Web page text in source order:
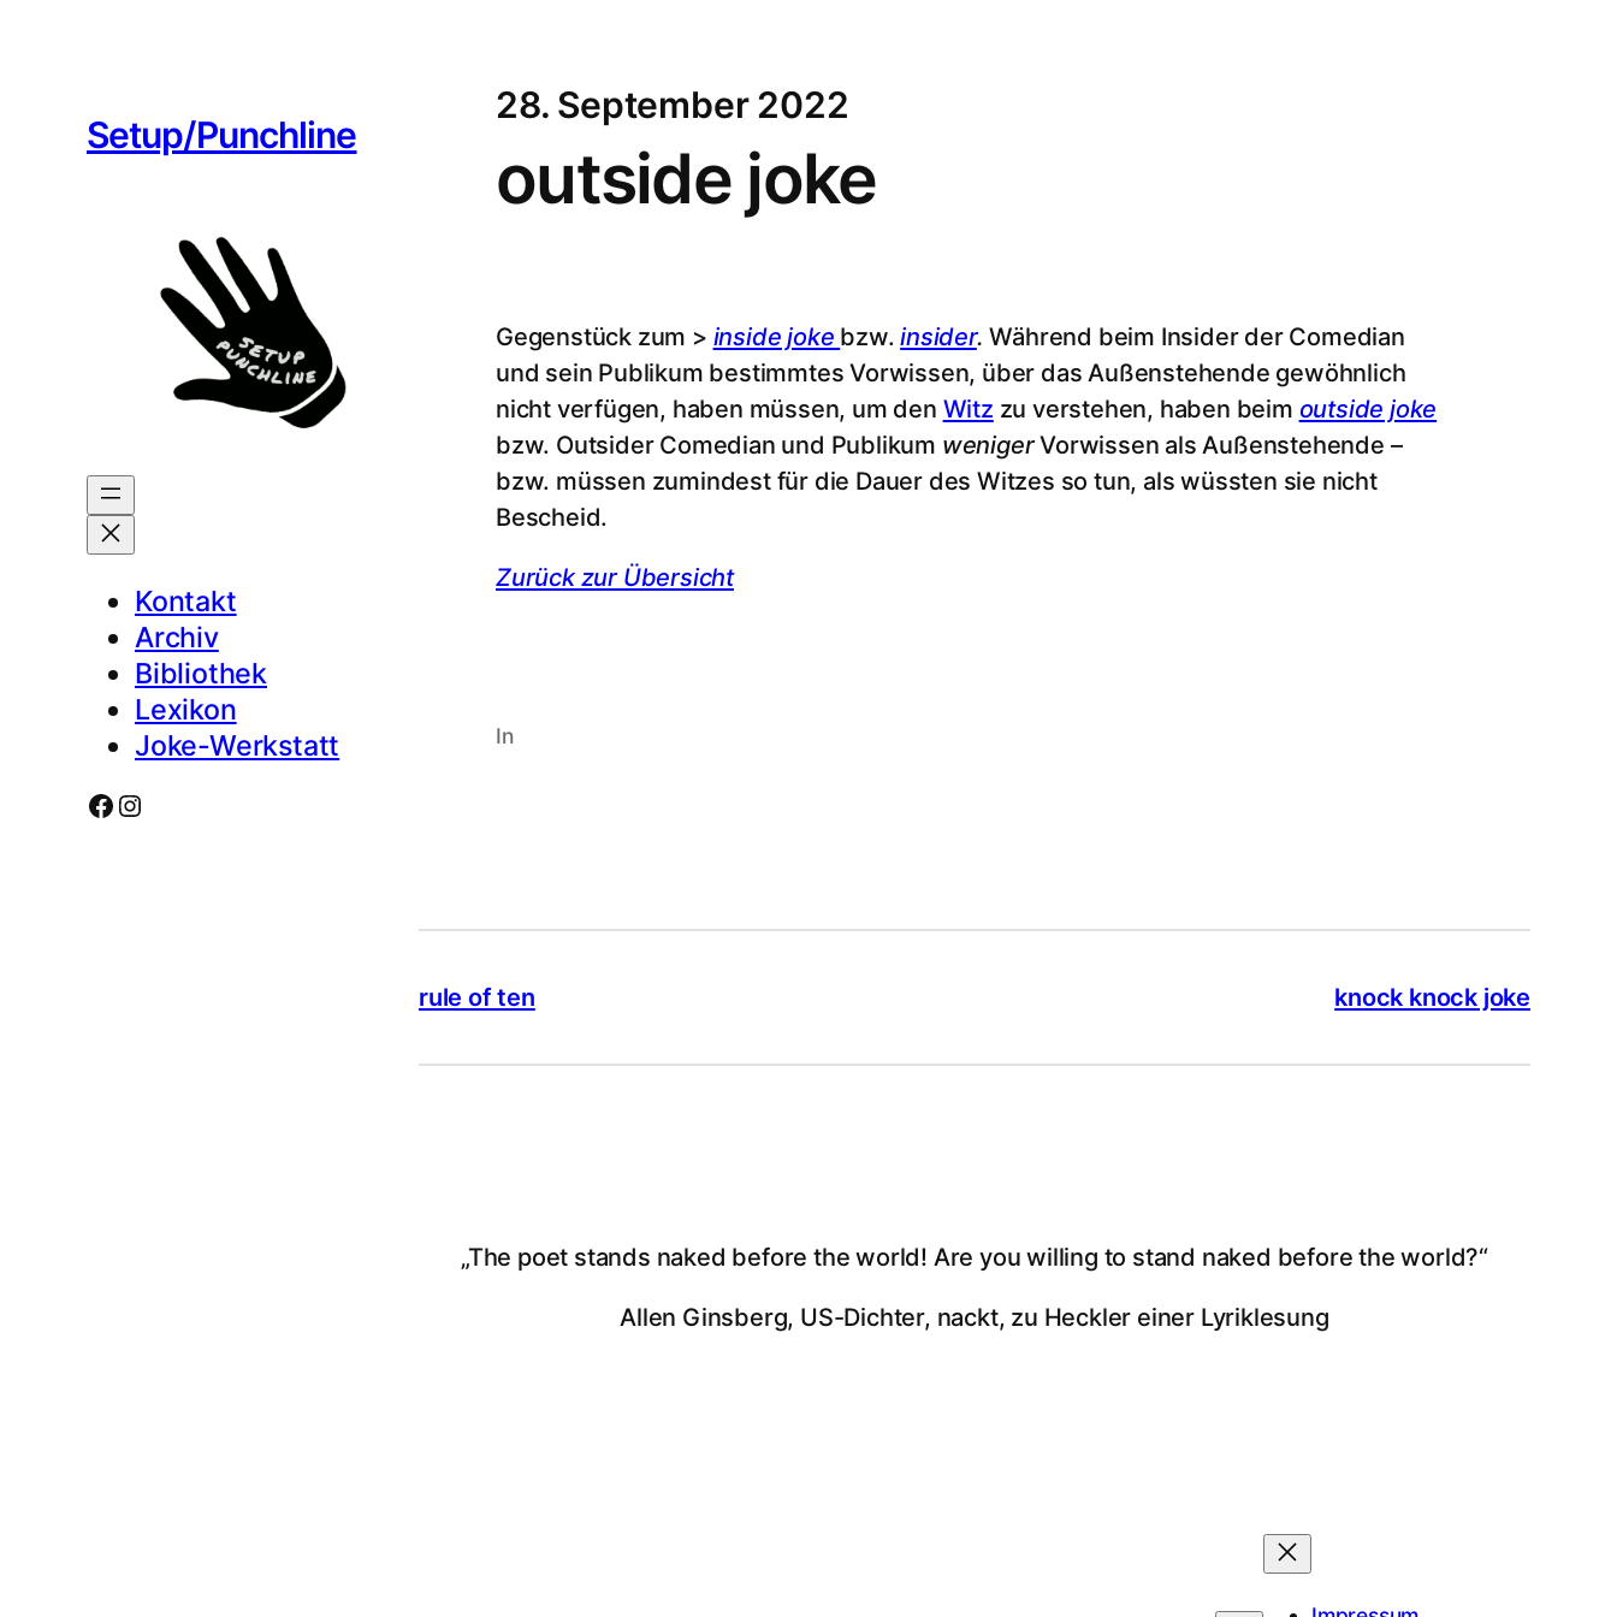
Setup/Punchline
Kontakt
Archiv
Bibliothek
Lexikon
Joke-Werkstatt
Facebook Instagram
28. September 2022
outside joke
Gegenstück zum > inside joke bzw.insider.Während beim Insider der Comedian
und sein Publikum bestimmtes Vorwissen, über das Außenstehende gewöhnlich
nicht verfügen, haben müssen, um den Witz zu verstehen, haben beim outside joke
bzw. Outsider Comedian und Publikum wenigerVorwissen als Außenstehende –
bzw. müssen zumindest für die Dauer des Witzes so tun, als wüssten sie nicht
Bescheid.
Zurück zur Übersicht
In
rule of ten knock knock joke
„The poet stands naked before the world! Are you willing to stand naked before the world?“
Allen Ginsberg, US-Dichter, nackt, zu Heckler einer Lyriklesung